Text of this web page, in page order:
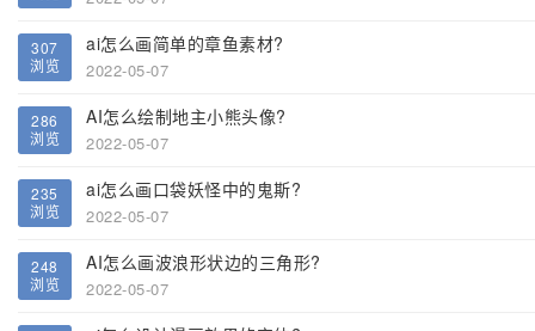
307
浏览
ai怎么画简单的章鱼素材?
2022-05-07
286
浏览
AI怎么绘制地主小熊头像?
2022-05-07
235
浏览
ai怎么画口袋妖怪中的鬼斯?
2022-05-07
248
浏览
AI怎么画波浪形状边的三角形?
2022-05-07